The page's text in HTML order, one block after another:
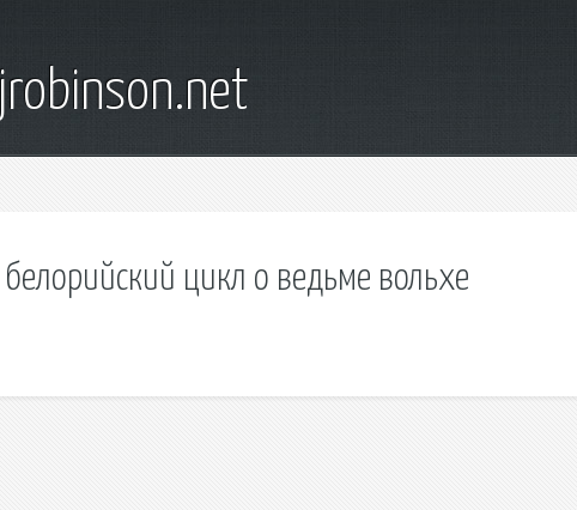
цикл о ведьме вольхе